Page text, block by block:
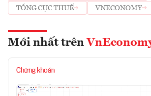
TỔNG CỤC THUẾ
VNECONOMY
Mới nhất trên
Chứng khoán